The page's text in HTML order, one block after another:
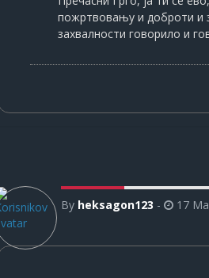
пожртвовању и доброти и
захвалности говорило и
By heksagon123 - 17